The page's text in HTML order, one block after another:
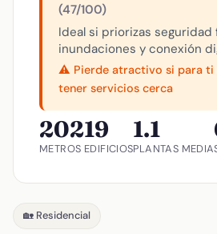
(47/100)
Ideal si priorizas seguridad
inundaciones y conexión
⚠️ Pierde atractivo si para ti
tener servicios cerca
202
METROS
19
EDIFICIOS
1.1
PLANTAS MEDIA
🏡 Residencial